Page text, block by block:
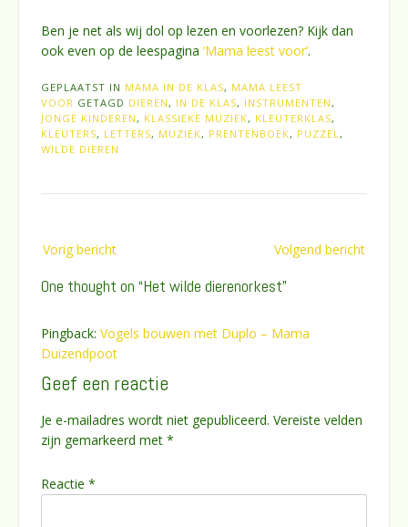
Ben je net als wij dol op lezen en voorlezen? Kijk dan
ook even op de leespagina ‘Mama leest voor’.
GEPLAATST IN MAMA IN DE KLAS, MAMA LEEST
VOOR GETAGD DIEREN , IN DE KLAS, INSTRUMENTEN ,
JONGE KINDEREN , KLASSIEKE MUZIEK, KLEUTERKLAS,
KLEUTERS, LETTERS, MUZIEK, PRENTENBOEK, PUZZEL ,
WILDE DIEREN
navigatie
Vorig bericht Volgend bericht
One thought on “Het wilde dierenorkest”
Pingback: Vogels bouwen met Duplo – Mama
Duizendpoot
Geef een reactie
Je e-mailadres wordt niet gepubliceerd. Vereiste velden
zijn gemarkeerd met *
Reactie *